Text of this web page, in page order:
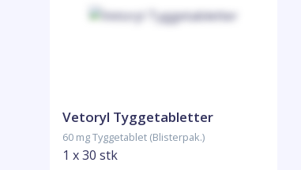
Vetoryl Tyggetabletter
60 mg Tyggetablet (Blisterpak.)
1 x 30 stk